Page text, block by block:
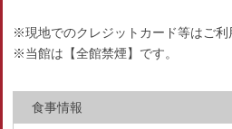
※現地でのクレジットカード等はご利
※当館は【全館禁煙】です。
食事情報